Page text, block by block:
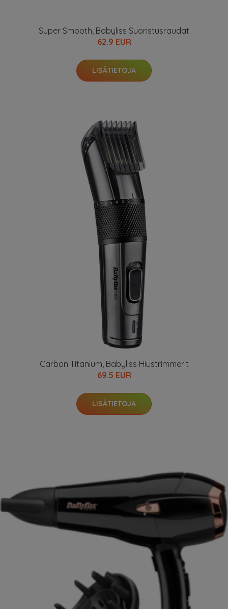
Super Smooth, Babyliss Suoristusraudat
62.9 EUR
LISÄTIETOJA
Carbon Titanium, Babyliss Hiustrimmerit
69.5 EUR
LISÄTIETOJA